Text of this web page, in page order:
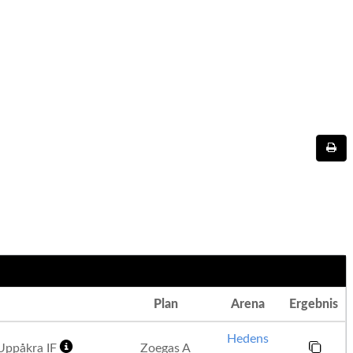
Plan Arena Ergebnis
IF Zoegas A
Hedens